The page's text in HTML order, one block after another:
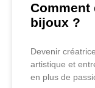
Comment
bijoux ?
Devenir
artistique et
en plus de